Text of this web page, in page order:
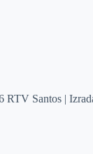
RTV Santos |